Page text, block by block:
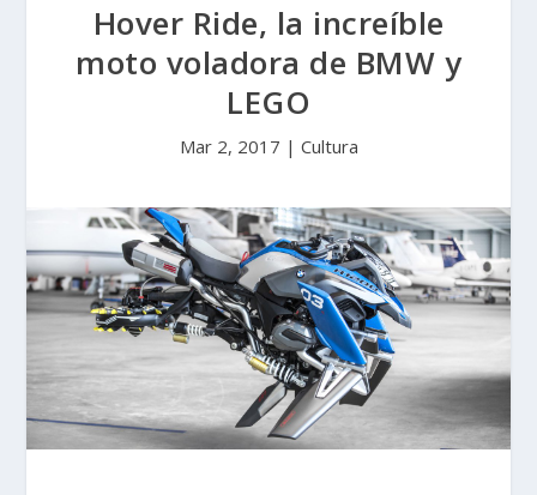
Hover Ride, la increíble
moto voladora de BMW y
LEGO
Mar 2, 2017 | Cultura